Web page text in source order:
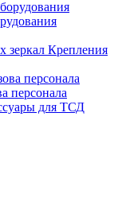
Крепления
персонала
для ТСД